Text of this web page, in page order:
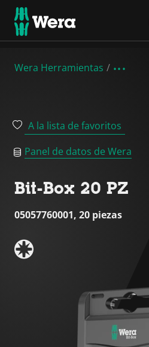
Wera Herramientas
A la lista de favoritos
Panel de datos de Wera
Bit-Box 20 PZ
05057760001, 20 piezas